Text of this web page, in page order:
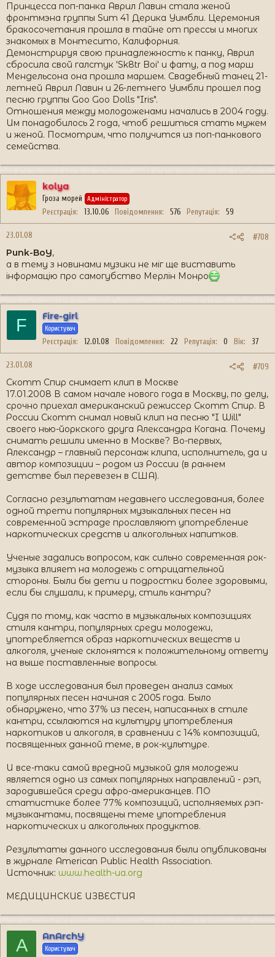
Принцесса поп-панка Аврил Лавин стала женой
фронтмэна группы Sum 41 Дерика Уимбли. Церемония
бракосочетания прошла в тайне от прессы и многих
знакомых в Монтесито, Калифорния.
Демонстрируя свою принадлежность к панку, Аврил
сбросила свой галстук 'Sk8tr Boi' и фату, а под марш
Мендельсона она прошла маршем. Свадебный танец 21-
летней Аврил Лавин и 26-летнего Уимбли прошел под
песню группы Goo Goo Dolls "Iris".
Отношения между молодоженами начались в 2004 году.
Им понадобилось 2 года, чтоб решиться стать мужем
и женой. Посмотрим, что получится из поп-панкового
семейства.
kolya
Гроза морей Адміністратор
Реєстрація 13.10.06 Повідомлення 576 Репутація 59
23.01.08 #708
Punk-BoY,
а в тему з новинами музики не міг ще виставить
інформацію про самогубство Мерлін Монро
F Fire-girl
Користувач
Реєстрація 12.01.08 Повідомлення 22 Репутація 0 Вік 37
23.01.08 #709
Скотт Спир снимает клип в Москве
17.01.2008 В самом начале нового года в Москву, по делу,
срочно приехал американский режиссер Скотт Спир. В
России Скотт снимал новый клип на песню "I Will"
своего нью-йоркского друга Александра Когана. Почему
снимать решили именно в Москве? Во-первых,
Александр – главный персонаж клипа, исполнитель, да и
автор композиции – родом из России (в раннем
детстве был перевезен в США).
Согласно результатам недавнего исследования, более
одной трети популярных музыкальных песен на
современной эстраде прославляют употребление
наркотических средств и алкогольных напитков.
Ученые задались вопросом, как сильно современная рок-
музыка влияет на молодежь с отрицательной
стороны. Были бы дети и подростки более здоровыми,
если бы слушали, к примеру, стиль кантри?
Судя по тому, как часто в музыкальных композициях
стиля кантри, популярных среди молодежи,
употребляется образ наркотических веществ и
алкоголя, ученые склонятся к положительному ответу
на выше поставленные вопросы.
В ходе исследования был проведен анализ самых
популярных песен начиная с 2005 года. Было
обнаружено, что 37% из песен, написанных в стиле
кантри, ссылаются на культуру употребления
наркотиков и алкоголя, в сравнении с 14% композиций,
посвященных данной теме, в рок-культуре.
И все-таки самой вредной музыкой для молодежи
является одно из самых популярных направлений - рэп,
зародившейся среди афро-американцев. ПО
статистике более 77% композиций, исполняемых рэп-
музыкантами, посвящены теме употребления
наркотических и алкогольных продуктов.
Результаты данного исследования были опубликованы
в журнале American Public Health Association.
Источник: www.health-ua.org
МЕДИЦИНСКИЕ ИЗВЕСТИЯ
A AnArchY
Користувач